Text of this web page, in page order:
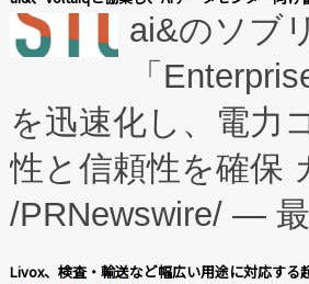
manufacturing™
たNeXは、バイ
従来のフェッドバ
に、患者やサプラ
キー方式で拡張性
す。FCCM‑を活
ai&のソブ
「
を迅速化し、電力
性と信頼性を確保
/PRNewswire/ —
会社エーアイ・ア
Livox、検査・輸送など幅広い用途に対応する